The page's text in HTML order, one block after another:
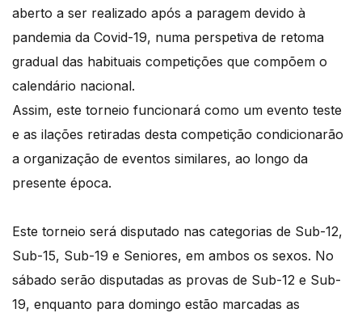
aberto a ser realizado após a paragem devido à
pandemia da Covid-19, numa perspetiva de retoma
gradual das habituais competições que compõem o
calendário nacional.
Assim, este torneio funcionará como um evento teste
e as ilações retiradas desta competição condicionarão
a organização de eventos similares, ao longo da
presente época.
Este torneio será disputado nas categorias de Sub-12,
Sub-15, Sub-19 e Seniores, em ambos os sexos. No
sábado serão disputadas as provas de Sub-12 e Sub-
19, enquanto para domingo estão marcadas as